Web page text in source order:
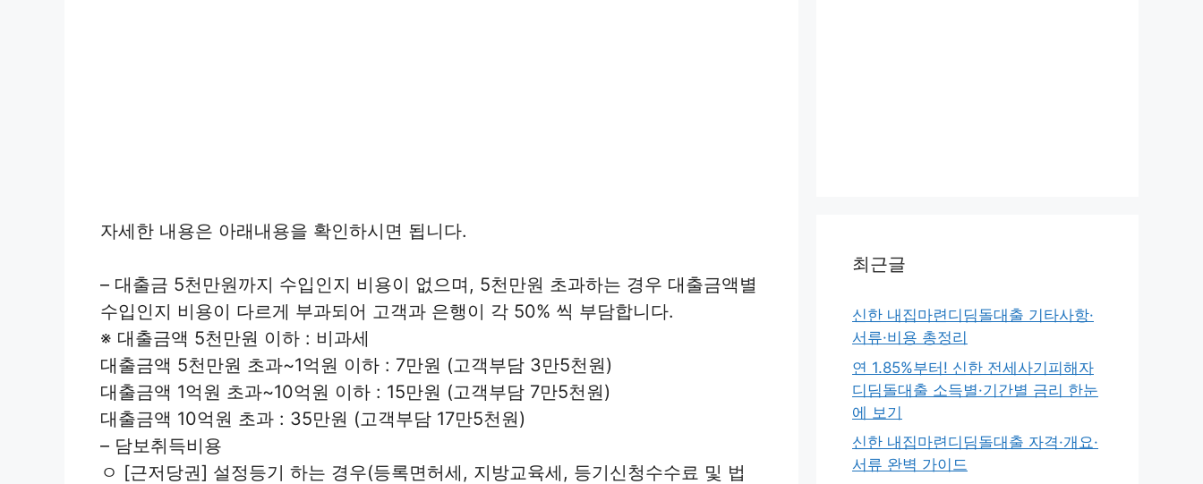
자세한 내용은 아래내용을 확인하시면 됩니다.
– 대출금 5천만원까지 수입인지 비용이 없으며, 5천만원 초과하는 경우 대출금액별
수입인지 비용이 다르게 부과되어 고객과 은행이 각 50% 씩 부담합니다.
※ 대출금액 5천만원 이하 : 비과세
대출금액 5천만원 초과~1억원 이하 : 7만원 (고객부담 3만5천원)
대출금액 1억원 초과~10억원 이하 : 15만원 (고객부담 7만5천원)
대출금액 10억원 초과 : 35만원 (고객부담 17만5천원)
– 담보취득비용
ㅇ [근저당권] 설정등기 하는 경우(등록면허세, 지방교육세, 등기신청수수료 및 법
최근글
신한 내집마련디딤돌대출 기타사항·
서류·비용 총정리
연 1.85%부터! 신한 전세사기피해자
디딤돌대출 소득별·기간별 금리 한눈
에 보기
신한 내집마련디딤돌대출 자격·개요·
서류 완벽 가이드